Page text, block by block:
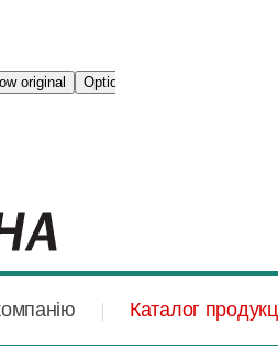
Каталог